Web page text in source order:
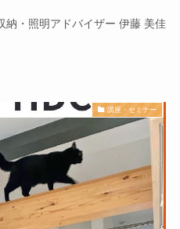
納・照明アドバイザー 伊藤 美佳
講座・セミナー